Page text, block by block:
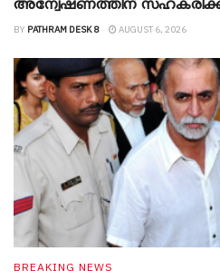
അന്വേഷണത്തിന്
BY PATHRAM DESK 8 AUGUST 6, 2026
BREAKING NEWS